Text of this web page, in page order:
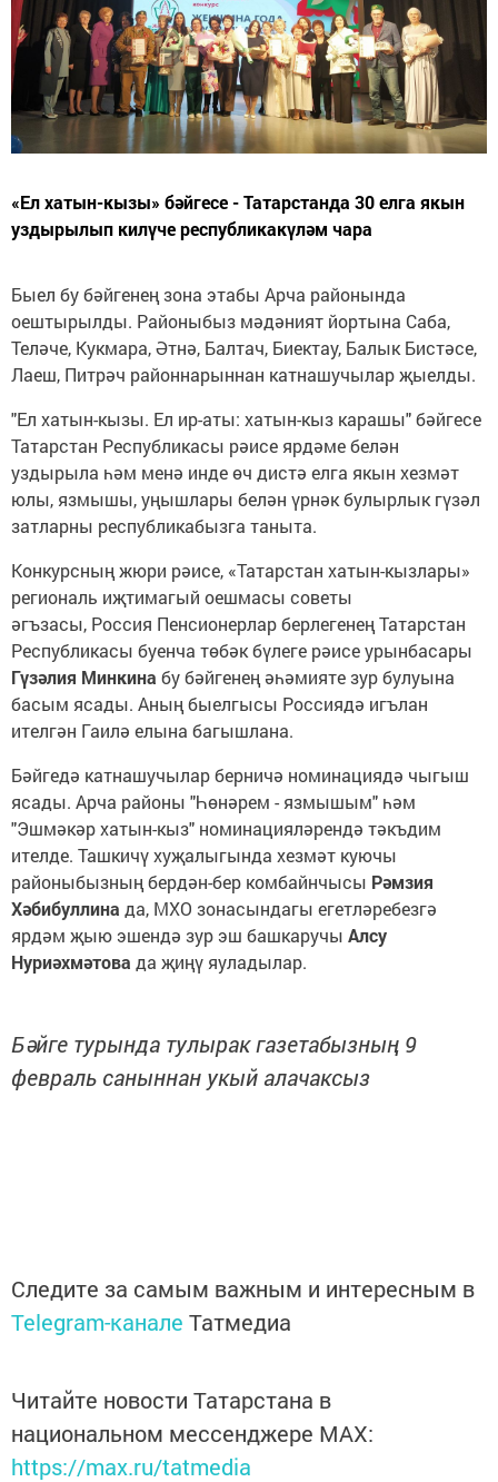
«Ел хатын-кызы» бәйгесе - Татарстанда 30 елга якын
уздырылып килүче республикакүләм чара
Быел бу бәйгенең зона этабы Арча районында
оештырылды. Районыбыз мәдәният йортына Саба,
Теләче, Кукмара, Әтнә, Балтач, Биектау, Балык Бистәсе,
Лаеш, Питрәч районнарыннан катнашучылар җыелды.
"Ел хатын-кызы. Ел ир-аты: хатын-кыз карашы" бәйгесе
Татарстан Республикасы рәисе ярдәме белән
уздырыла һәм менә инде өч дистә елга якын хезмәт
юлы, язмышы, уңышлары белән үрнәк булырлык гүзәл
затларны республикабызга таныта.
Конкурсның жюри рәисе, «Татарстан хатын-кызлары»
региональ иҗтимагый оешмасы советы
әгъзасы, Россия Пенсионерлар берлегенең Татарстан
Республикасы буенча төбәк бүлеге рәисе урынбасары
Гүзәлия Минкина бу бәйгенең әһәмияте зур булуына
басым ясады. Аның быелгысы Россиядә игълан
ителгән Гаилә елына багышлана.
Бәйгедә катнашучылар берничә номинациядә чыгыш
ясады. Арча районы "Һөнәрем - язмышым" һәм
"Эшмәкәр хатын-кыз" номинацияләрендә тәкъдим
ителде. Ташкичү хуҗалыгында хезмәт куючы
районыбызның бердән-бер комбайнчысы Рәмзия
Хәбибуллина да, МХО зонасындагы егетләребезгә
ярдәм җыю эшендә зур эш башкаручы Алсу
Нуриәхмәтова да җиңү яуладылар.
Бәйге турында тулырак газетабызның 9
февраль саныннан укый алачаксыз
Следите за самым важным и интересным в
Telegram-канале Татмедиа
Читайте новости Татарстана в
национальном мессенджере MАХ:
https://max.ru/tatmedia